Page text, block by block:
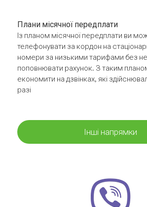
Плани місячної передплати
Із планом місячної передплати ви
телефонувати за кордон на
номери за низькими тарифами без
поповнювати рахунок. З таким
економити на дзвінках, які
разі
Інші напрямки